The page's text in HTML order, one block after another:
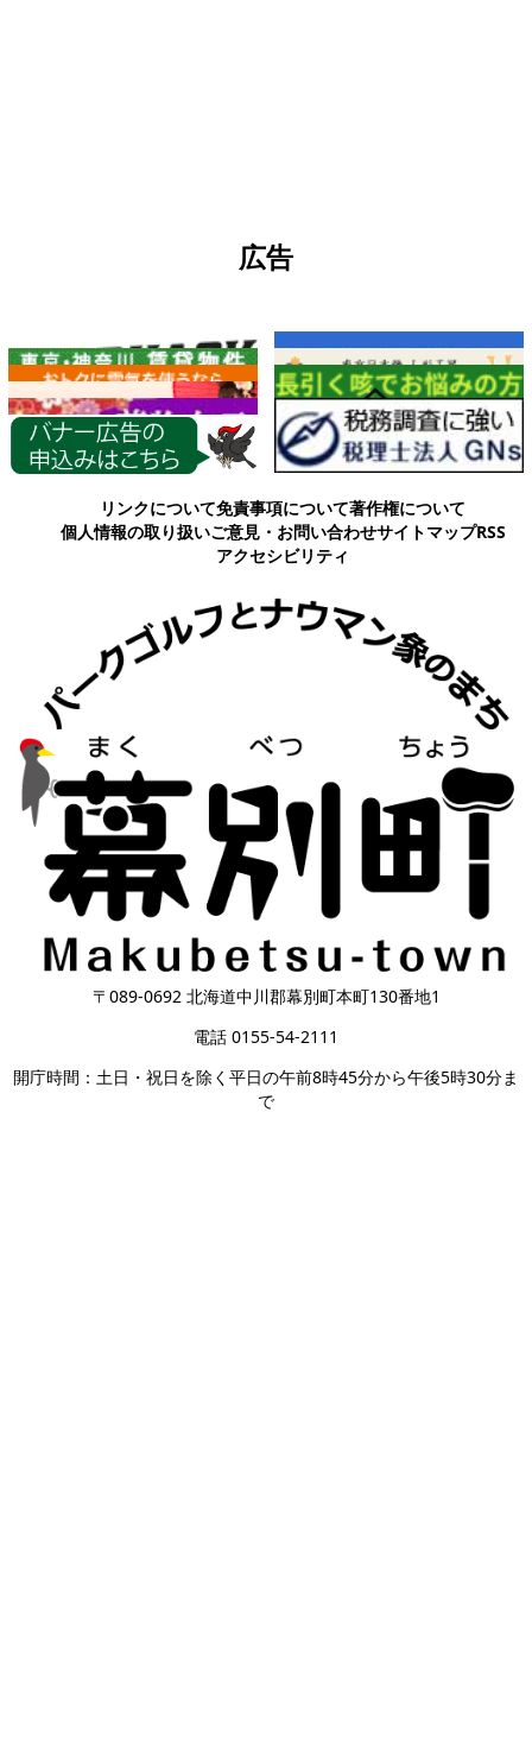
広告
各種情報
リンクについて免責事項について著作権について
個人情報の取り扱いご意見・お問い合わせサイトマップRSS
アクセシビリティ
〒089-0692 北海道中川郡幕別町本町130番地1
電話 0155-54-2111
開庁時間：土日・祝日を除く平日の午前8時45分から午後5時30分ま
で